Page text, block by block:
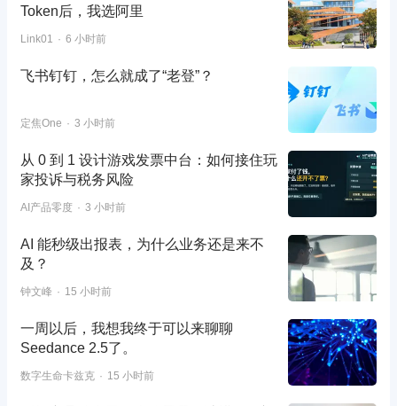
Token后，我选阿里
Link01 6 小时前
飞书钉钉，怎么就成了“老登”？
定焦One 3 小时前
从 0 到 1 设计游戏发票中台：如何接住玩
家投诉与税务风险
AI产品零度 3 小时前
AI 能秒级出报表，为什么业务还是来不
及？
钟文峰 15 小时前
一周以后，我想我终于可以来聊聊
Seedance 2.5了。
数字生命卡兹克 15 小时前